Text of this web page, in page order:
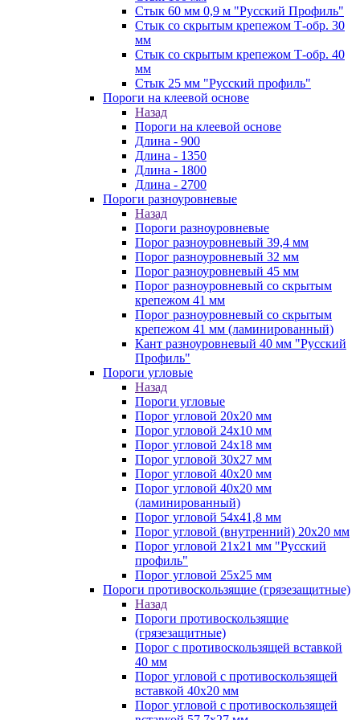
Стык 60 мм 0,9 м "Русский Профиль"
Стык со скрытым крепежом Т-обр. 30
мм
Стык со скрытым крепежом Т-обр. 40
мм
Стык 25 мм "Русский профиль"
Пороги на клеевой основе
Назад
Пороги на клеевой основе
Длина - 900
Длина - 1350
Длина - 1800
Длина - 2700
Пороги разноуровневые
Назад
Пороги разноуровневые
Порог разноуровневый 39,4 мм
Порог разноуровневый 32 мм
Порог разноуровневый 45 мм
Порог разноуровневый со скрытым
крепежом 41 мм
Порог разноуровневый со скрытым
крепежом 41 мм (ламинированный)
Кант разноуровневый 40 мм "Русский
Профиль"
Пороги угловые
Назад
Пороги угловые
Порог угловой 20х20 мм
Порог угловой 24х10 мм
Порог угловой 24х18 мм
Порог угловой 30х27 мм
Порог угловой 40х20 мм
Порог угловой 40х20 мм
(ламинированный)
Порог угловой 54х41,8 мм
Порог угловой (внутренний) 20х20 мм
Порог угловой 21х21 мм "Русский
профиль"
Порог угловой 25х25 мм
Пороги противоскользящие (грязезащитные)
Назад
Пороги противоскользящие
(грязезащитные)
Порог с противоскользящей вставкой
40 мм
Порог угловой с противоскользящей
вставкой 40х20 мм
Порог угловой с противоскользящей